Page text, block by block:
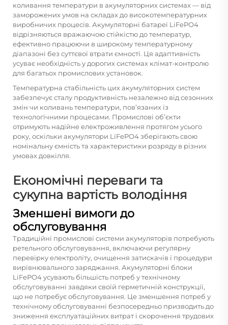
коливання температури в акумуляторних системах — від
заморожених умов на складах до високотемпературних
виробничих процесів. Акумуляторні батареї LiFePO4
відрізняються вражаючою стійкістю до температур,
ефективно працюючи в широкому температурному
діапазоні без суттєвої втрати ємності. Ця адаптивність
усуває необхідність у дорогих системах клімат-контролю
для багатьох промислових установок.
Температурна стабільність цих акумуляторних систем
забезпечує сталу продуктивність незалежно від сезонних
змін чи коливань температури, пов’язаних із
технологічними процесами. Промислові об’єкти
отримують надійне електроживлення протягом усього
року, оскільки акумулятори LiFePO4 зберігають свою
номінальну ємність та характеристики розряду в різних
умовах довкілля.
Економічні переваги та
сукупна вартість володіння
Зменшені вимоги до
обслуговування
Традиційні промислові системи акумуляторів потребують
ретельного обслуговування, включаючи регулярну
перевірку електроліту, очищення затискачів і процедури
вирівнювального заряджання. Акумуляторні блоки
LiFePO4 усувають більшість потреб у технічному
обслуговуванні завдяки своїй герметичній конструкції,
що не потребує обслуговування. Це зменшення потреб у
технічному обслуговуванні безпосередньо призводить до
зниження експлуатаційних витрат і скорочення трудових